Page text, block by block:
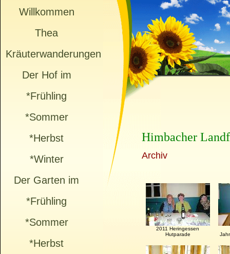
Willkommen
Thea
Kräuterwanderungen
Der Hof im
*Frühling
*Sommer
*Herbst
*Winter
Der Garten im
*Frühling
*Sommer
*Herbst
Himbacher
Archiv
2011 Heringessen
Hutparade